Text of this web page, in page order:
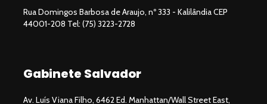
Rua Domingos Barbosa de Araujo, nº 333 - Kalilândia CEP
44001-208 Tel: (75) 3223-2728
Gabinete Salvador
Av. Luís Viana Filho, 6462 Ed. Manhattan/Wall Street East,